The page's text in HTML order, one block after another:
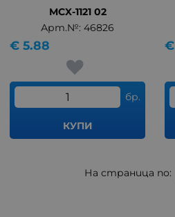
MCX-1121 02
Арт.№: 46826
5.88
€
бр.
КУПИ
€
На страница по: